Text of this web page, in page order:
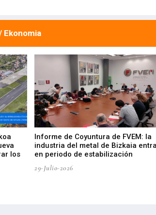
Ekonomia
los
Informe de Coyuntura de FVEM: la
industria del metal de Bizkaia entra
en periodo de estabilización
29-Julio-2026